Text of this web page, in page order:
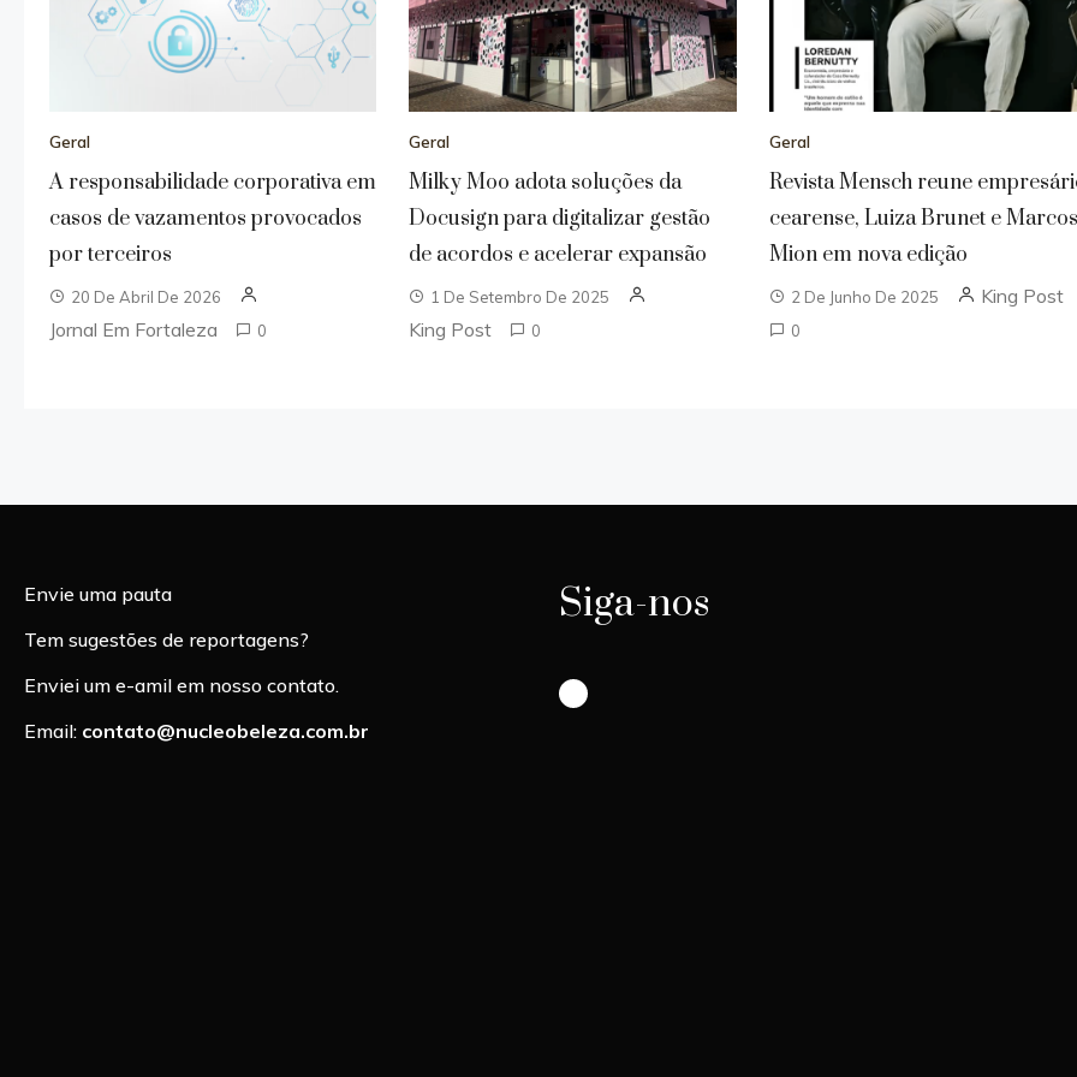
Geral
A responsabilidade corporativa em
casos de vazamentos provocados
por terceiros
20 De Abril De 2026
Jornal Em Fortaleza 0
Geral
Milky Moo adota soluções da
Docusign para digitalizar gestão
de acordos e acelerar expansão
1 De Setembro De 2025
King Post 0
Geral
Revista Mensch reune
cearense, Luiza Brunet e
Mion em nova edição
2 De Junho De 2025 King Post
0
Envie uma pauta
Tem sugestões de reportagens?
Enviei um e-amil em nosso contato.
Email: contato@nucleobeleza.com.br
Siga-nos
Instagram